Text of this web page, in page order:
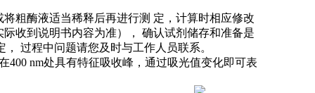
粗酶液适当稀释后再进行测 定，计算时相应修改
收到说明书内容为准）， 确认试剂储存和准备是
， 过程中问题请您及时与工作人员联系。
400 nm处具有特征吸收峰，通过吸光值变化即可表